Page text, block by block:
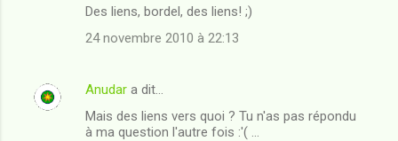
Des liens, bordel, des liens! ;)
24 novembre 2010 à 22:13
Anudar a dit…
Mais des liens vers quoi ? Tu n'as pas répondu
à ma question l'autre fois :'( ...